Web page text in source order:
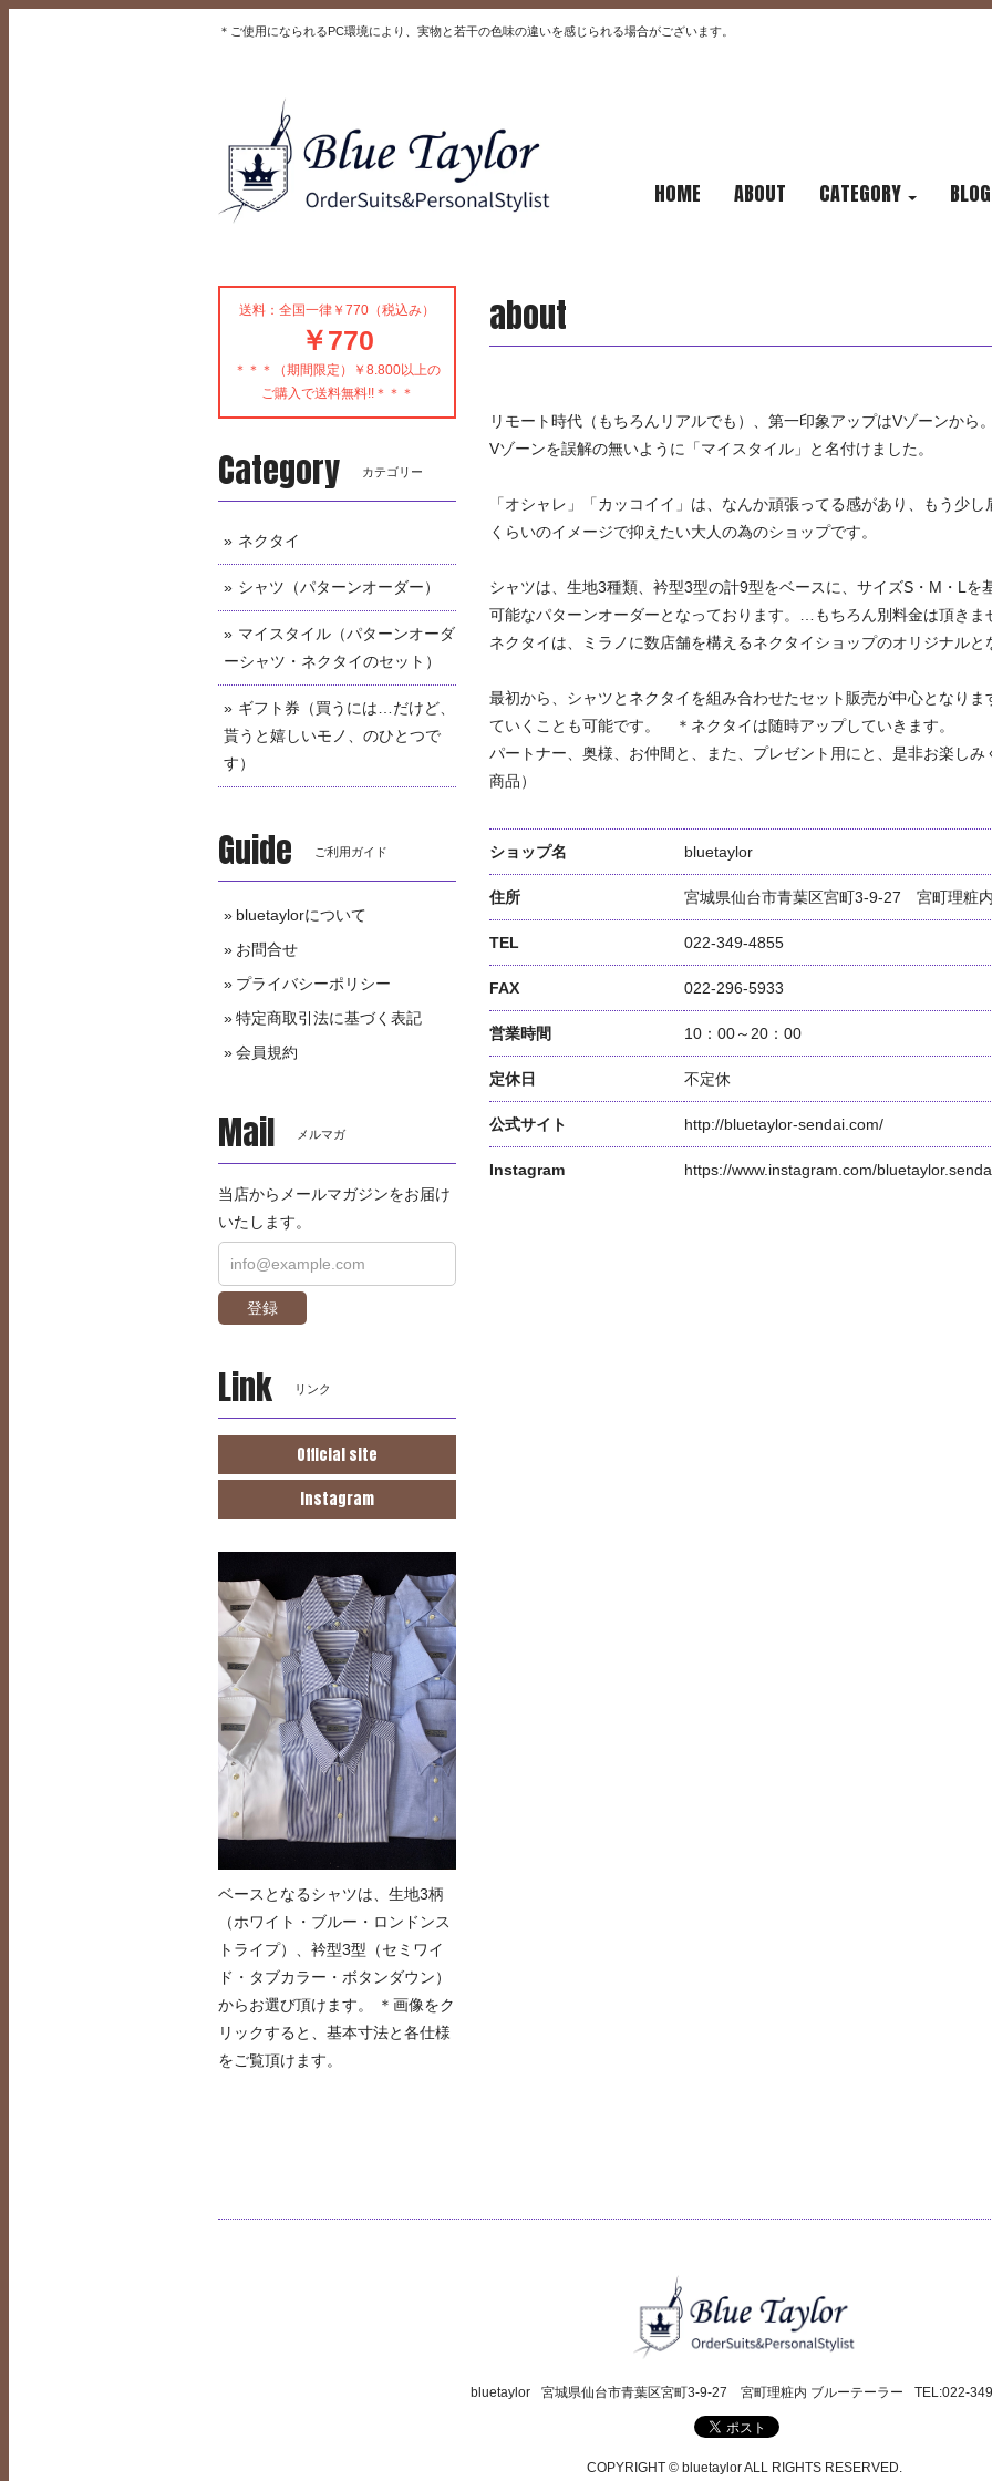
＊ご使用になられるPC環境により、実物と若干の色味の違いを感じられる場合がございます。
HOME ABOUT CATEGORY BLOG
about
リモート時代（もちろんリアルでも）、第一印象アップはVゾーンから
Vゾーンを誤解の無いように「マイスタイル」と名付けました。
「オシャレ」「カッコイイ」は、なんか頑張ってる感があり、もう少
くらいのイメージで抑えたい大人の為のショップです。
シャツは、生地3種類、衿型3型の計9型をベースに、サイズS・M・L
可能なパターンオーダーとなっております。…もちろん別料金は頂きま
ネクタイは、ミラノに数店舗を構えるネクタイショップのオリジナルと
最初から、シャツとネクタイを組み合わせたセット販売が中心となり
ていくことも可能です。 ＊ネクタイは随時アップしていきます。
パートナー、奥様、お仲間と、また、プレゼント用にと、是非お楽し
商品）
ショップ名 bluetaylor
住所 宮城県仙台市青葉区宮町3-9-27 宮町理粧
TEL 022-349-4855
FAX 022-296-5933
営業時間 10：00～20：00
定休日 不定休
公式サイト http://bluetaylor-sendai.com/
Instagram https://www.instagram.com/
送料：全国一律￥770（税込み）
￥770
＊＊＊（期間限定）￥8.800以上の
ご購入で送料無料!!＊＊＊
Category カテゴリー
ネクタイ
シャツ（パターンオーダー）
マイスタイル（パターンオーダ
ーシャツ・ネクタイのセット）
ギフト券（買うには…だけど、
貰うと嬉しいモノ、のひとつで
す）
Guide ご利用ガイド
bluetaylorについて
お問合せ
プライバシーポリシー
特定商取引法に基づく表記
会員規約
Mail メルマガ
当店からメールマガジンをお届け
いたします。
登録
Link リンク
Official site
Instagram
ベースとなるシャツは、生地3柄
（ホワイト・ブルー・ロンドンス
トライプ）、衿型3型（セミワイ
ド・タブカラー・ボタンダウン）
からお選び頂けます。 ＊画像をク
リックすると、基本寸法と各仕様
をご覧頂けます。
bluetaylor 宮城県仙台市青葉区宮町3-9-27 宮町理粧内 ブルーテーラー TEL:022-
COPYRIGHT © bluetaylor ALL RIGHTS RESERVED.